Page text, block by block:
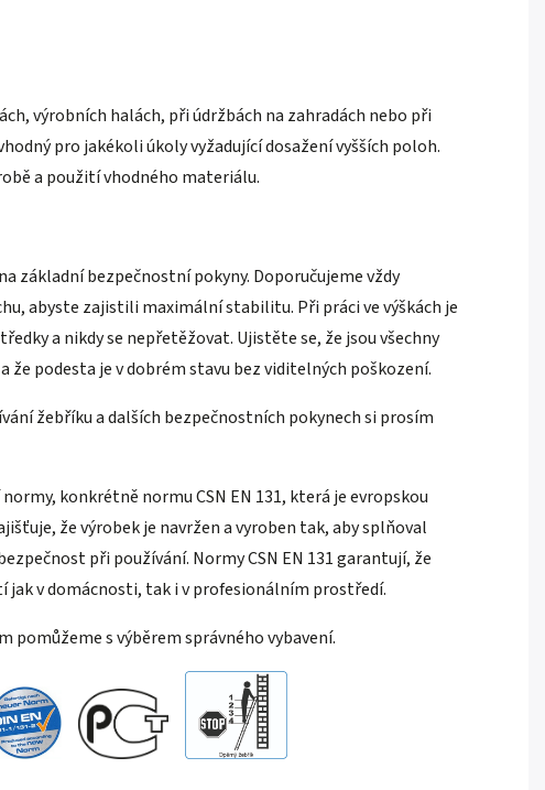
výrobních halách, při údržbách na zahradách nebo při
pro jakékoli úkoly vyžadující dosažení vyšších poloh.
a použití vhodného materiálu.
základní bezpečnostní pokyny. Doporučujeme vždy
abyste zajistili maximální stabilitu. Při práci ve výškách je
a nikdy se nepřetěžovat. Ujistěte se, že jsou všechny
že podesta je v dobrém stavu bez viditelných poškození.
žebříku a dalších bezpečnostních pokynech si prosím
konkrétně normu CSN EN 131, která je evropskou
že výrobek je navržen a vyroben tak, aby splňoval
při používání. Normy CSN EN 131 garantují, že
jak v domácnosti, tak i v profesionálním prostředí.
pomůžeme s výběrem správného vybavení.